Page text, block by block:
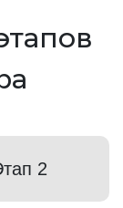
2